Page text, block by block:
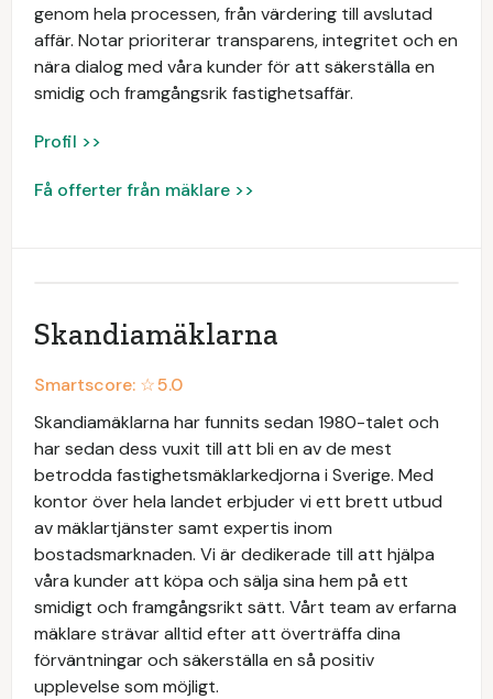
genom hela processen, från värdering till avslutad
affär. Notar prioriterar transparens, integritet och en
nära dialog med våra kunder för att säkerställa en
smidig och framgångsrik fastighetsaffär.
Profil >>
Få offerter från mäklare >>
Skandiamäklarna
Smartscore: ☆5.0
Skandiamäklarna har funnits sedan 1980-talet och
har sedan dess vuxit till att bli en av de mest
betrodda fastighetsmäklarkedjorna i Sverige. Med
kontor över hela landet erbjuder vi ett brett utbud
av mäklartjänster samt expertis inom
bostadsmarknaden. Vi är dedikerade till att hjälpa
våra kunder att köpa och sälja sina hem på ett
smidigt och framgångsrikt sätt. Vårt team av erfarna
mäklare strävar alltid efter att överträffa dina
förväntningar och säkerställa en så positiv
upplevelse som möjligt.